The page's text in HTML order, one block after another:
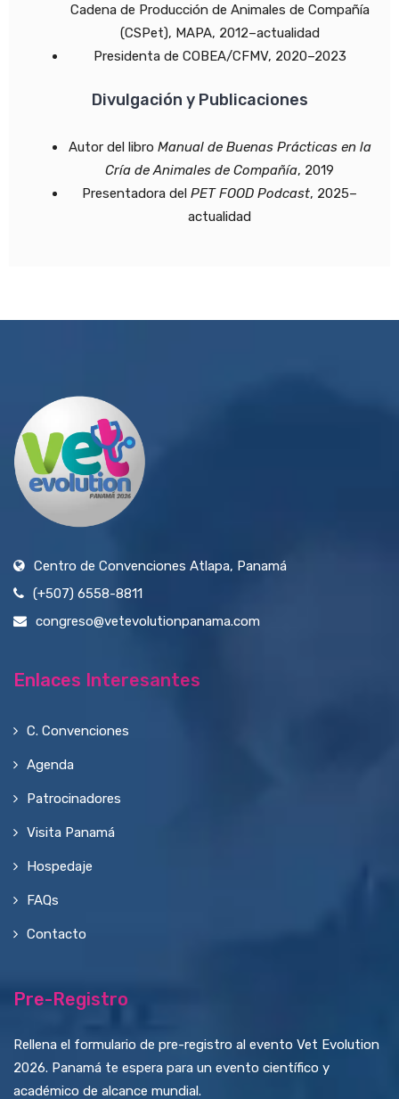
Cadena de Producción de Animales de Compañía
(CSPet), MAPA, 2012–actualidad
Presidenta de COBEA/CFMV, 2020–2023
Divulgación y Publicaciones
Autor del libro Manual de Buenas Prácticas en la
Cría de Animales de Compañía, 2019
Presentadora del PET FOOD Podcast, 2025–
actualidad
Centro de Convenciones Atlapa, Panamá
(+507) 6558-8811
congreso@vetevolutionpanama.com
Enlaces Interesantes
C. Convenciones
Agenda
Patrocinadores
Visita Panamá
Hospedaje
FAQs
Contacto
Pre-Registro
Rellena el formulario de pre-registro al evento Vet Evolution
2026. Panamá te espera para un evento científico y
académico de alcance mundial.